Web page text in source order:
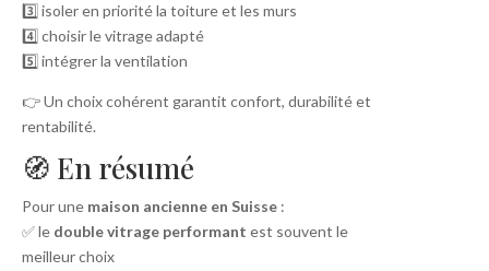
3️⃣ isoler en priorité la toiture et les murs
4️⃣ choisir le vitrage adapté
5️⃣ intégrer la ventilation
👉 Un choix cohérent garantit confort, durabilité et
rentabilité.
🧭 En résumé
Pour une maison ancienne en Suisse :
✅ le double vitrage performant est souvent le
meilleur choix